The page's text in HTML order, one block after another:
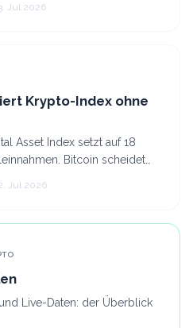
Jul 2026
Krypto-Index ohne
Asset Index setzt auf 18
Bitcoin scheidet
Halter aus dem.
Jul 2026
Live-Daten: der Überblick